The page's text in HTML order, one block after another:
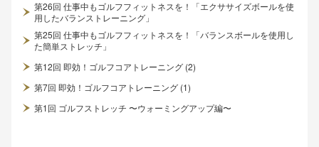
第26回 仕事中もゴルフフィットネスを！「エクササイズボールを使
用したバランストレーニング」
第25回 仕事中もゴルフフィットネスを！「バランスボールを使用し
た簡単ストレッチ」
第12回 即効！ゴルフコアトレーニング (2)
第7回 即効！ゴルフコアトレーニング (1)
第1回 ゴルフストレッチ 〜ウォーミングアップ編〜